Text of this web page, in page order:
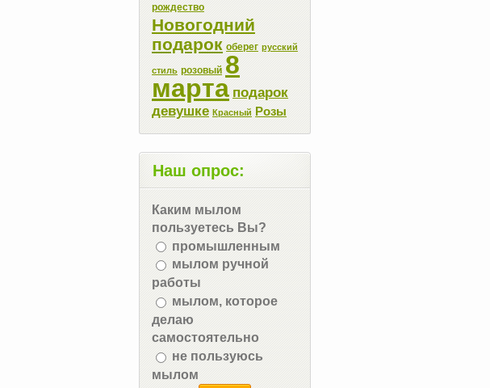
рождество
Новогодний
подарок оберег русский
стиль розовый 8
марта подарок
девушке Красный Розы
Наш опрос:
Каким мылом
пользуетесь Вы?
промышленным
мылом ручной
работы
мылом, которое
делаю
самостоятельно
не пользуюсь
мылом